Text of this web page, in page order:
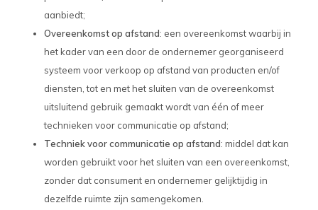
aanbiedt;
Overeenkomst op afstand: een overeenkomst waarbij in
het kader van een door de ondernemer georganiseerd
systeem voor verkoop op afstand van producten en/of
diensten, tot en met het sluiten van de overeenkomst
uitsluitend gebruik gemaakt wordt van één of meer
technieken voor communicatie op afstand;
Techniek voor communicatie op afstand: middel dat kan
worden gebruikt voor het sluiten van een overeenkomst,
zonder dat consument en ondernemer gelijktijdig in
dezelfde ruimte zijn samengekomen.